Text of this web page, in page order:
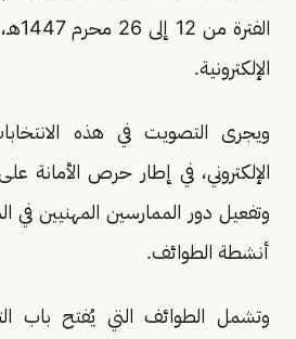
الإلكترونية.
ويجرى التصويت في هذه
الإلكتروني، في إطار حرص الأمانة
وتفعيل دور الممارسين المهنيين في
أنشطة الطوائف.
وتشمل الطوائف التي يُفتح باب